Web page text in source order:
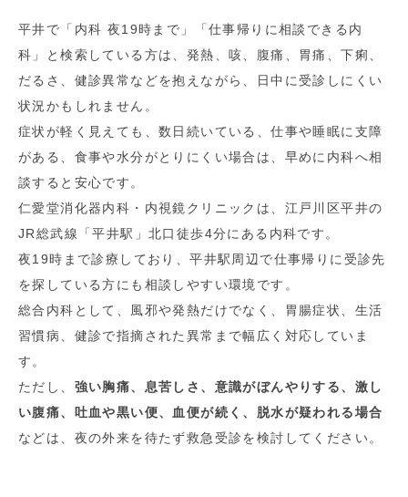
平井で「内科 夜19時まで」「仕事帰りに相談できる内
科」と検索している方は、発熱、咳、腹痛、胃痛、下痢、
だるさ、健診異常などを抱えながら、日中に受診しにくい
状況かもしれません。
症状が軽く見えても、数日続いている、仕事や睡眠に支障
がある、食事や水分がとりにくい場合は、早めに内科へ相
談すると安心です。
仁愛堂消化器内科・内視鏡クリニックは、江戸川区平井の
JR総武線「平井駅」北口徒歩4分にある内科です。
夜19時まで診療しており、平井駅周辺で仕事帰りに受診先
を探している方にも相談しやすい環境です。
総合内科として、風邪や発熱だけでなく、胃腸症状、生活
習慣病、健診で指摘された異常まで幅広く対応していま
す。
ただし、 強い胸痛、息苦しさ、意識がぼんやりする、激し
い腹痛、吐血や黒い便、血便が続く、脱水が疑われる場合
などは、夜の外来を待たず救急受診を検討してください。